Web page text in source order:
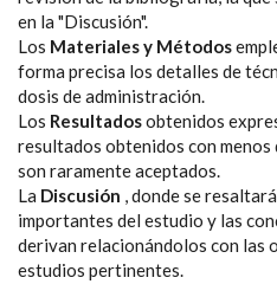
en la "Discusión".
Los Materiales y Métodos
forma precisa los detalles de
dosis de administración.
Los Resultadosobtenidos
resultados obtenidos con menos
son raramente aceptados.
La Discusión , donde se
importantes del estudio y las
derivan relacionándolos con las
estudios pertinentes.